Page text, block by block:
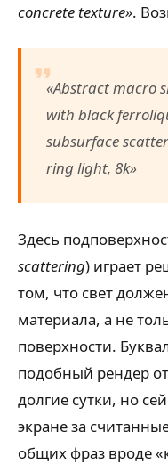
concrete texture».
«Abstract macro
with black
subsurface
ring light, 8k»
Здесь
scattering) играет
том, что свет
материала, а не
поверхности.
подобный рендер
долгие сутки, но
экране за
общих фраз вроде